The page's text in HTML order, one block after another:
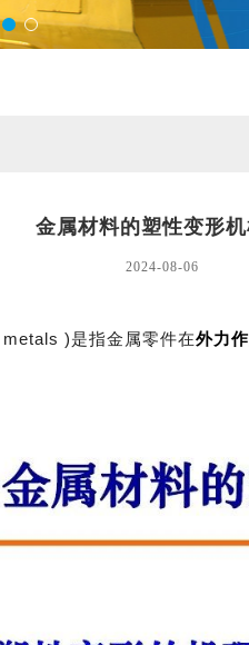
金属材料的塑性变形机
2024-08-06
)是指金属零件在外力